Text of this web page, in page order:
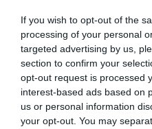
If you wish to opt-out of the
processing of your personal
targeted advertising by us,
section to confirm your
opt-out request is processed
interest-based ads based on
us or personal information
your opt-out. You may
Visiter Chiang Mai
choses
Pour aller plus
Hébergements